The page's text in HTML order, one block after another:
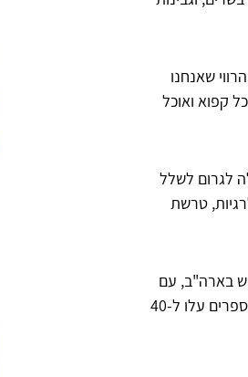
שאנחנו
קפוא ואוכל
לגרום לשלל
טרשת
דיברנו על 2.2 מקרים של טרשת נפוצה ל-100,000 איש בארה"ב, עם
תחילת עידן רשתות המזון המהיר, האוכל המעובד והארוחות הקפואות, המספרים עלו ל-40